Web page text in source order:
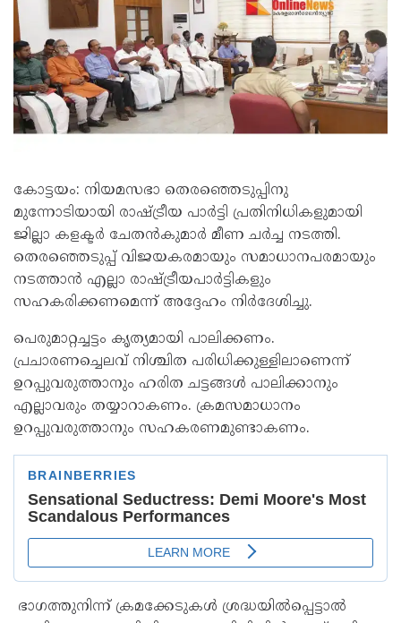
കോട്ടയം: നിയമസഭാ തെരഞ്ഞെടുപ്പിനു
മുന്നോടിയായി രാഷ്ട്രീയ പാർട്ടി പ്രതിനിധികളുമായി
ജില്ലാ കളക്ടർ ചേതൻകുമാർ മീണ ചർച്ച നടത്തി.
തെരഞ്ഞെടുപ്പ് വിജയകരമായും സമാധാനപരമായും
നടത്താൻ എല്ലാ രാഷ്ട്രീയപാർട്ടികളും
സഹകരിക്കണമെന്ന് അദ്ദേഹം നിർദേശിച്ചു.
പെരുമാറ്റച്ചട്ടം കൃത്യമായി പാലിക്കണം.
പ്രചാരണച്ചെലവ് നിശ്ചിത പരിധിക്കുള്ളിലാണെന്ന്
ഉറപ്പുവരുത്താനും ഹരിത ചട്ടങ്ങൾ പാലിക്കാനും
എല്ലാവരും തയ്യാറാകണം. ക്രമസമാധാനം
ഉറപ്പുവരുത്താനും സഹകരണമുണ്ടാകണം.
ഭാഗത്തുനിന്ന് ക്രമക്കേടുകൾ ശ്രദ്ധയിൽപ്പെട്ടാൽ